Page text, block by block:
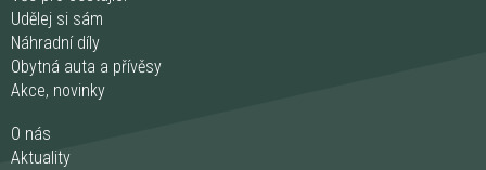
Udělej si sám
Náhradní díly
Obytná auta a přívěsy
Akce, novinky
O nás
Aktuality